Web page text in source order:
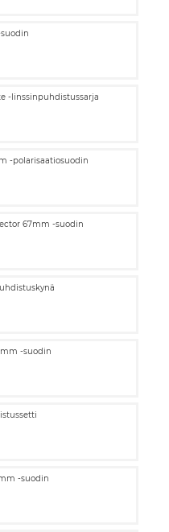
-linssinpuhdistussarja
-polarisaatiosuodin
67mm -suodin
-suodin
-suodin